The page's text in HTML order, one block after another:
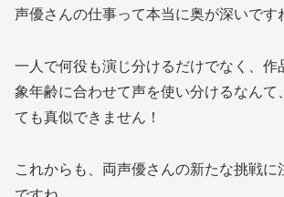
声優さんの仕事って本当に奥が深いです
一人で何役も演じ分けるだけでなく、作
象年齢に合わせて声を使い分けるなんて
ても真似できません！
これからも、両声優さんの新たな挑戦に